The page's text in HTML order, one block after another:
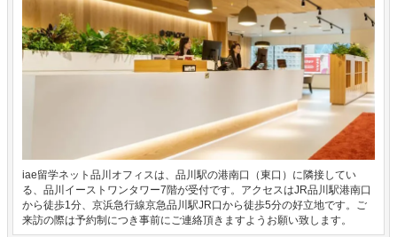
iae留学ネット品川オフィスは、品川駅の港南口（東口）に隣接してい
る、品川イーストワンタワー7階が受付です。アクセスはJR品川駅港南口
から徒歩1分、京浜急行線京急品川駅JR口から徒歩5分の好立地です。ご
来訪の際は予約制につき事前にご連絡頂きますようお願い致します。